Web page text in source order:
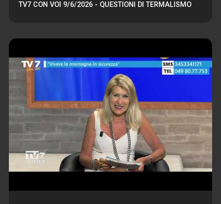
TV7 CON VOI 9/6/2026 - QUESTIONI DI TERMALISMO